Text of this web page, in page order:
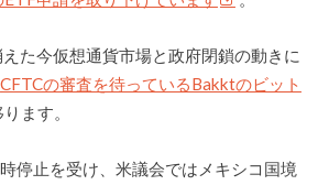
た今仮想通貨市場と政府閉鎖の動きに
CFTCの審査を待っているBakktのビット
ます。
停止を受け、米議会ではメキシコ国境